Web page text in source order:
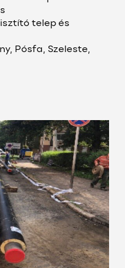
telep és
Pósfa, Szeleste,